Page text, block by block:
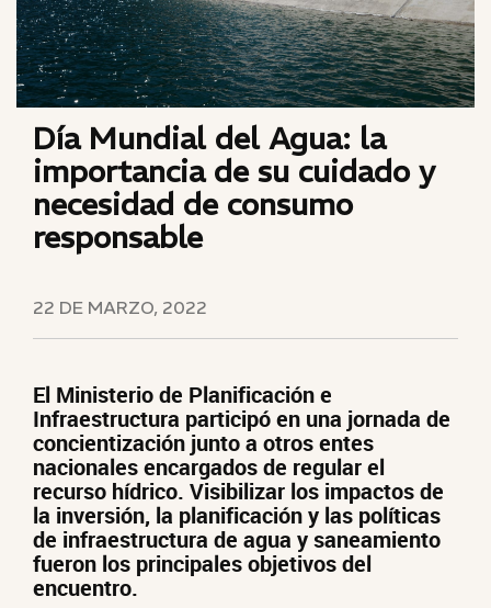
Día Mundial del Agua: la
importancia de su cuidado y
necesidad de consumo
responsable
22 DE MARZO, 2022
El Ministerio de Planificación e
Infraestructura participó en una jornada de
concientización junto a otros entes
nacionales encargados de regular el
recurso hídrico. Visibilizar los impactos de
la inversión, la planificación y las políticas
de infraestructura de agua y saneamiento
fueron los principales objetivos del
encuentro.